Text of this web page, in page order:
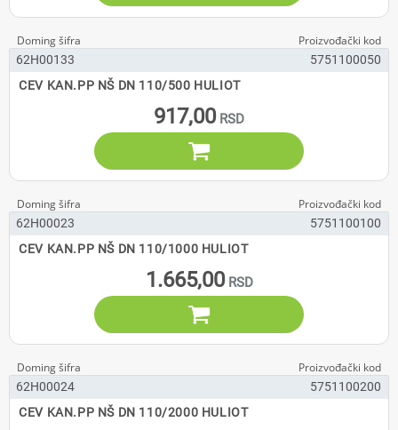
62H00133
5751100050
CEV KAN.PP NŠ DN 110/500 HULIOT
917,00

62H00023
5751100100
CEV KAN.PP NŠ DN 110/1000 HULIOT
1.665,00

62H00024
5751100200
CEV KAN.PP NŠ DN 110/2000 HULIOT